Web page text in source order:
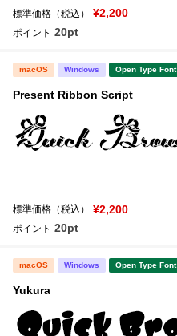
標準価格（税込） ¥2,200
ポイント 20pt
macOS Windows Open Type Font
Present Ribbon Script
標準価格（税込） ¥2,200
ポイント 20pt
macOS Windows Open Type Font
Yukura